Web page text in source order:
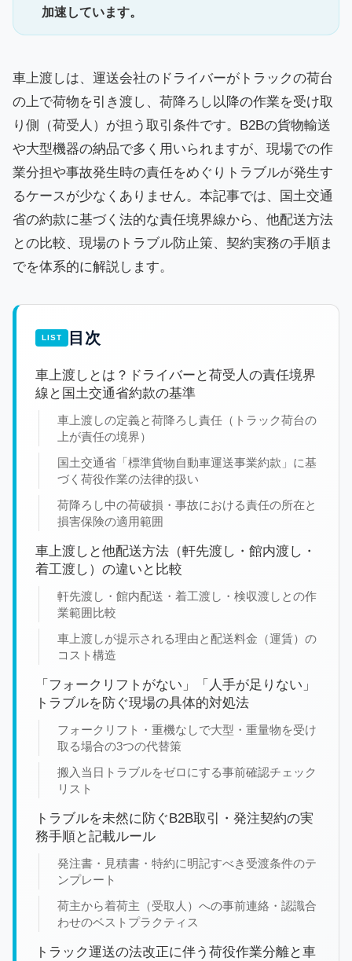
加速しています。
車上渡しは、運送会社のドライバーがトラックの荷台
の上で荷物を引き渡し、荷降ろし以降の作業を受け取
り側（荷受人）が担う取引条件です。B2Bの貨物輸送
や大型機器の納品で多く用いられますが、現場での作
業分担や事故発生時の責任をめぐりトラブルが発生す
るケースが少なくありません。本記事では、国土交通
省の約款に基づく法的な責任境界線から、他配送方法
との比較、現場のトラブル防止策、契約実務の手順ま
でを体系的に解説します。
目次
車上渡しとは？ドライバーと荷受人の責任境界
線と国土交通省約款の基準
車上渡しの定義と荷降ろし責任（トラック荷台の
上が責任の境界）
国土交通省「標準貨物自動車運送事業約款」に基
づく荷役作業の法律的扱い
荷降ろし中の荷破損・事故における責任の所在と
損害保険の適用範囲
車上渡しと他配送方法（軒先渡し・館内渡し・
着工渡し）の違いと比較
軒先渡し・館内配送・着工渡し・検収渡しとの作
業範囲比較
車上渡しが提示される理由と配送料金（運賃）の
コスト構造
「フォークリフトがない」「人手が足りない」
トラブルを防ぐ現場の具体的対処法
フォークリフト・重機なしで大型・重量物を受け
取る場合の3つの代替策
搬入当日トラブルをゼロにする事前確認チェック
リスト
トラブルを未然に防ぐB2B取引・発注契約の実
務手順と記載ルール
発注書・見積書・特約に明記すべき受渡条件のテ
ンプレート
荷主から着荷主（受取人）への事前連絡・認識合
わせのベストプラクティス
トラック運送の法改正に伴う荷役作業分離と車